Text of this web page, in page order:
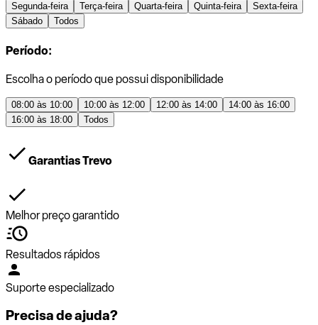
Segunda-feira Terça-feira Quarta-feira Quinta-feira
Sexta-feira
Sábado
Todos
Período:
Escolha o período que possui disponibilidade
08:00 às 10:00 10:00 às 12:00 12:00 às 14:00
14:00 às 16:00
16:00 às 18:00
Todos
Garantias Trevo
Melhor preço garantido
Resultados rápidos
Suporte especializado
Precisa de ajuda?